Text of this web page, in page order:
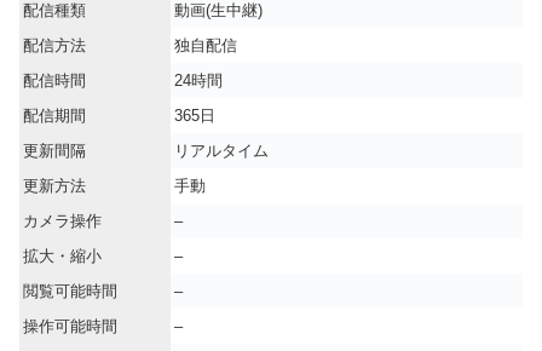
配信種類
動画(生中継)
配信方法
独自配信
配信時間
24時間
配信期間
365日
更新間隔
リアルタイム
更新方法
手動
カメラ操作
–
拡大・縮小
–
閲覧可能時間
–
操作可能時間
–